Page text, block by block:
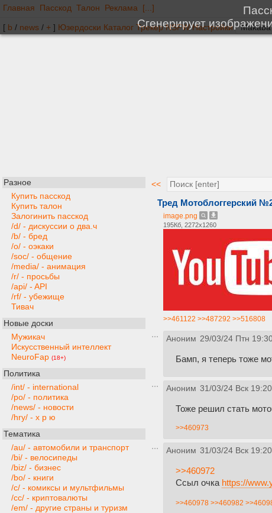
Главная Пасскод Талон Реклама [...]
[ b / news / + ] Юзердоски Каталог Трекер NSFW Настройки
Разное
Купить пасскод
Купить талон
Залогинить пасскод
/d/ - дискуссии о два.ч
/b/ - бред
/o/ - оэкаки
/soc/ - общение
/media/ - анимация
/r/ - просьбы
/api/ - API
/rf/ - убежище
Тивач
Новые доски
Мужикач
Искусственный интеллект
NeuroFap (18+)
Политика
/int/ - international
/po/ - политика
/news/ - новости
/hry/ - х р ю
Тематика
/au/ - автомобили и транспорт
/bi/ - велосипеды
/biz/ - бизнес
/bo/ - книги
/c/ - комиксы и мультфильмы
/cc/ - криптовалюты
/em/ - другие страны и туризм
<<
Тред Мотоблоггерский
image.png
195Кб, 2272x1260
>>461122 >>487292 >>516808
Аноним 29/03/24 Птн
Бамп, я теперь тоже
Аноним 31/03/24 Вск
Тоже решил стать
>>460973
Аноним 31/03/24 Вск
>>460972
Ссыл очка https://
>>460978 >>460982